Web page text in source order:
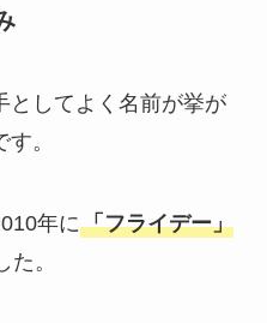
としてよく名前が挙が
。
年に「フライデー」
。